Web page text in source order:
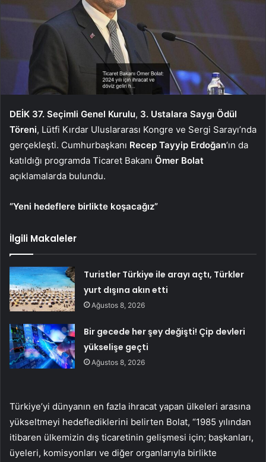
DEİK 37. Seçimli Genel Kurulu, 3. Ustalara Saygı Ödül
Töreni, Lütfi Kırdar Uluslararası Kongre ve Sergi Sarayı’nda
gerçekleşti. Cumhurbaşkanı Recep Tayyip Erdoğan‘ın da
katıldığı programda Ticaret Bakanı Ömer Bolat
açıklamalarda bulundu.
“Yeni hedeflere birlikte koşacağız”
İlgili Makaleler
Turistler Türkiye ile arayı açtı, Türkler
yurt dışına akın etti
Ağustos 8, 2026
Bir gecede her şey değişti! Çip devleri
yükselişe geçti
Ağustos 8, 2026
Türkiye’yi dünyanın en fazla ihracat yapan ülkeleri arasına
yükseltmeyi hedeflediklerini belirten Bolat, “1985 yılından
itibaren ülkemizin dış ticaretinin gelişmesi için; başkanları,
üyeleri, komisyonları ve diğer organlarıyla birlikte